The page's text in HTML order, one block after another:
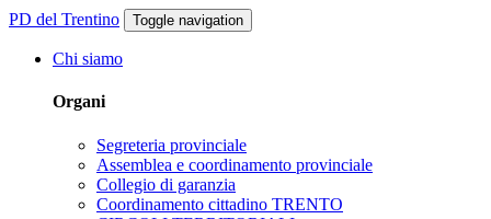
PD del Trentino Toggle navigation
Chi siamo
Organi
Segreteria provinciale
Assemblea e coordinamento provinciale
Collegio di garanzia
Coordinamento cittadino TRENTO